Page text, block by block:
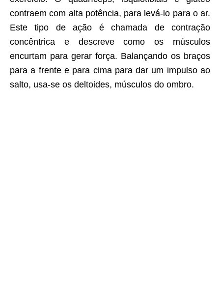
contraem com alta potência, para levá-lo para o ar.
Este tipo de ação é chamada de contração
concêntrica e descreve como os músculos
encurtam para gerar força. Balançando os braços
para a frente e para cima para dar um impulso ao
salto, usa-se os deltoides, músculos do ombro.